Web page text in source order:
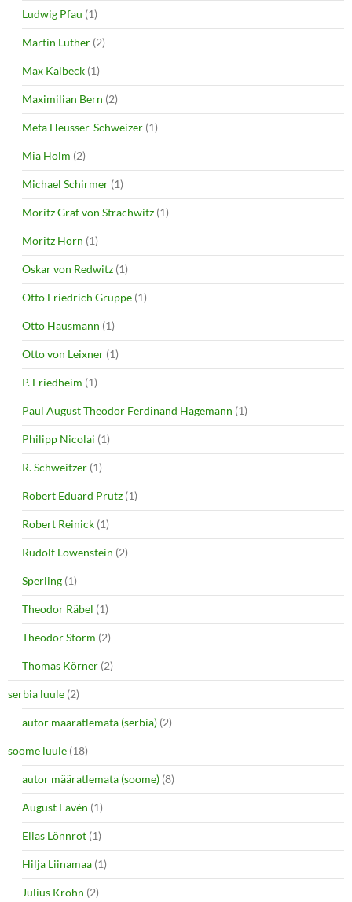
Ludwig Pfau (1)
Martin Luther (2)
Max Kalbeck (1)
Maximilian Bern (2)
Meta Heusser-Schweizer (1)
Mia Holm (2)
Michael Schirmer (1)
Moritz Graf von Strachwitz (1)
Moritz Horn (1)
Oskar von Redwitz (1)
Otto Friedrich Gruppe (1)
Otto Hausmann (1)
Otto von Leixner (1)
P. Friedheim (1)
Paul August Theodor Ferdinand Hagemann (1)
Philipp Nicolai (1)
R. Schweitzer (1)
Robert Eduard Prutz (1)
Robert Reinick (1)
Rudolf Löwenstein (2)
Sperling (1)
Theodor Räbel (1)
Theodor Storm (2)
Thomas Körner (2)
serbia luule (2)
autor määratlemata (serbia) (2)
soome luule (18)
autor määratlemata (soome) (8)
August Favén (1)
Elias Lönnrot (1)
Hilja Liinamaa (1)
Julius Krohn (2)